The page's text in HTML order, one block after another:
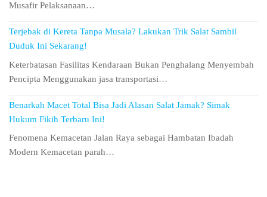
Musafir Pelaksanaan…
Terjebak di Kereta Tanpa Musala? Lakukan Trik Salat Sambil
Duduk Ini Sekarang!
Keterbatasan Fasilitas Kendaraan Bukan Penghalang Menyembah
Pencipta Menggunakan jasa transportasi…
Benarkah Macet Total Bisa Jadi Alasan Salat Jamak? Simak
Hukum Fikih Terbaru Ini!
Fenomena Kemacetan Jalan Raya sebagai Hambatan Ibadah
Modern Kemacetan parah…